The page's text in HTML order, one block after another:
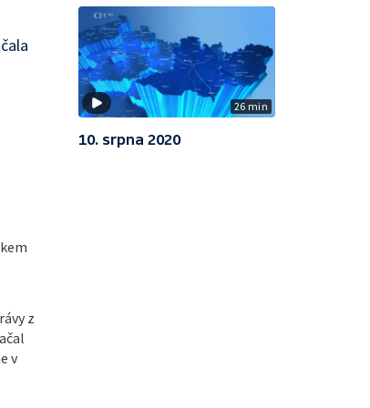
z
v
26 min
10. srpna 2020